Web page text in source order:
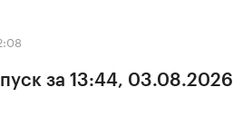
за 13:44, 03.08.2026